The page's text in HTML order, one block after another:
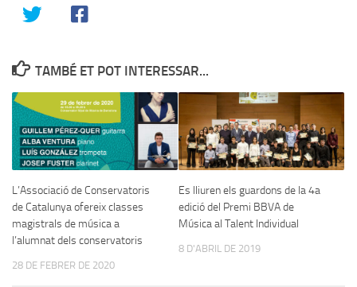
TAMBÉ ET POT INTERESSAR...
L’Associació de Conservatoris
de Catalunya ofereix classes
magistrals de música a
l’alumnat dels conservatoris
28 DE FEBRER DE 2020
Es lliuren els guardons de la 4a
edició del Premi BBVA de
Música al Talent Individual
8 D'ABRIL DE 2019